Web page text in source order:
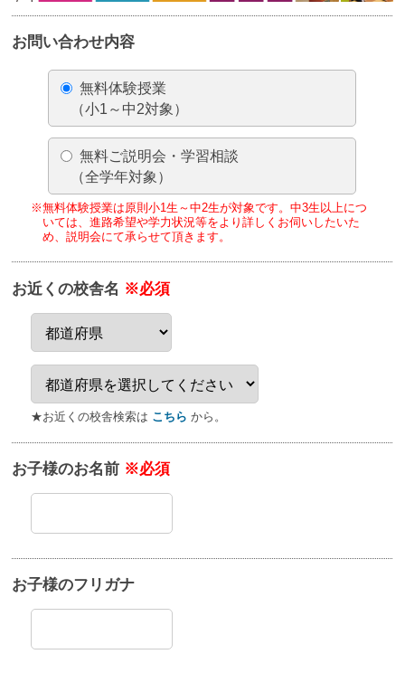
お問い合わせ内容
無料体験授業
（小1～中2対象）
無料ご説明会・学習相談
（全学年対象）
※無料体験授業は原則小1生～中2生が対象です。中3生以上につ
いては、進路希望や学力状況等をより詳しくお伺いしたいた
め、説明会にて承らせて頂きます。
お近くの校舎名 ※必須
★お近くの校舎検索は こちら から。
お子様のお名前 ※必須
お子様のフリガナ